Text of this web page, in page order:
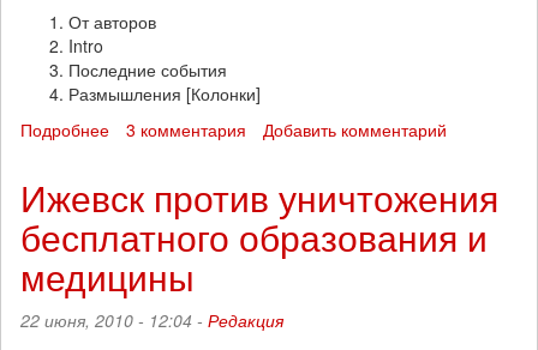
От авторов
Intro
Последние события
Размышления [Колонки]
Подробнее
панк
PunkWay
zine
#3
3 комментария Добавить комментарий
Ижевск против уничтожения
бесплатного образования и
медицины
22 июня, 2010 - 12:04 - Редакция